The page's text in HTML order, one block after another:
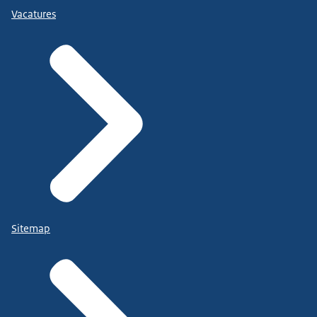
Vacatures
Sitemap